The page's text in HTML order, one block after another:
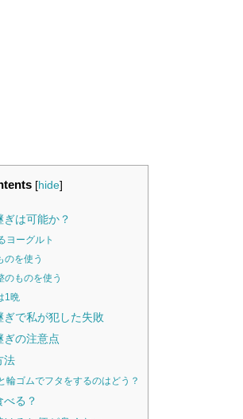
[hide]
は可能か？
ヨーグルト
のを使う
のものを使う
1晩
ぎで私が犯した失敗
ぎの注意点
法
輪ゴムでフタをするのはどう？
べる？